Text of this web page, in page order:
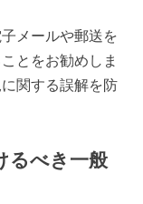
メールや郵送を
とをお勧めしま
関する誤解を防
るべき一般